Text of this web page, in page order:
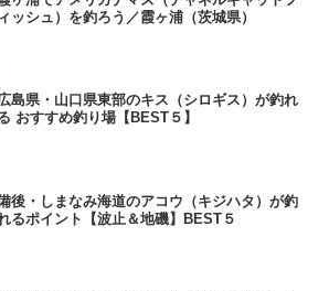
ィッシュ）を釣ろう／霞ヶ浦（茨城県）
島県・山口県東部のキス（シロギス）が釣れ
おすすめ釣り場【BEST５】
後・しまなみ海道のアコウ（キジハタ）が釣
るポイント【波止＆地磯】BEST５